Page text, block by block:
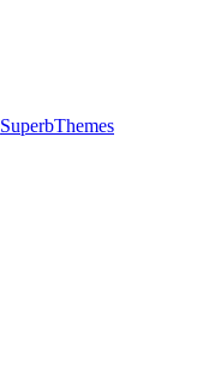
SuperbThemes